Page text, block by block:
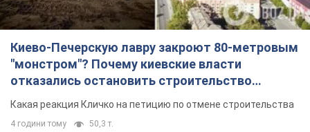
Киево-Печерскую лавру закроют 80-метровым
"монстром"? Почему киевские власти
отказались остановить строительство
небоскреба "московского верующего"
Какая реакция Кличко на петицию по отмене строительства
4 години тому 50,3 т.